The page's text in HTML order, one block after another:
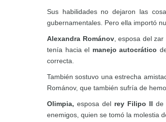
Sus habilidades no dejaron las
gubernamentales. Pero ella importó
Alexandra Románov, esposa del zar
tenía hacia el manejo autocrático
correcta.
También sostuvo una estrecha
Románov, que también sufría de
Olimpia, esposa del rey Filipo II de
enemigos, quien se tomó la molestia